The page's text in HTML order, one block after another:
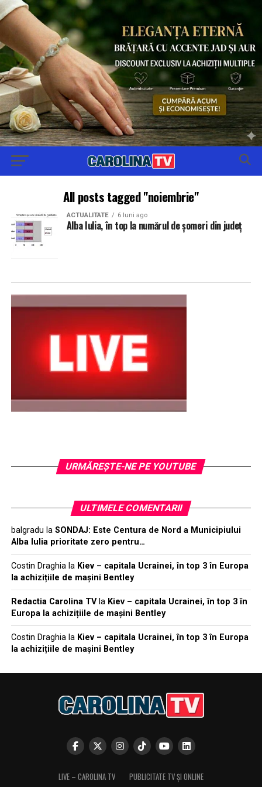
All posts tagged "noiembrie"
ACTUALITATE 6 luni ago
Alba Iulia, în top la numărul de șomeri din județ
URMĂREŞTE-NE PE YOUTUBE
ULTIMELE COMENTARII
balgradu la SONDAJ: Este Centura de Nord a Municipiului
Alba Iulia prioritate zero pentru…
Costin Draghiala Kiev – capitala Ucrainei, în top 3 în Europa
la achizițiile de mașini Bentley
Redactia Carolina TVla Kiev – capitala Ucrainei, în top 3 în
Europa la achizițiile de mașini Bentley
Costin Draghiala Kiev – capitala Ucrainei, în top 3 în Europa
la achizițiile de mașini Bentley
LIVE – CAROLINA TV
PUBLICITATE TV ȘI ONLINE